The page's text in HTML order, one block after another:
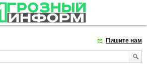
Пишите нам